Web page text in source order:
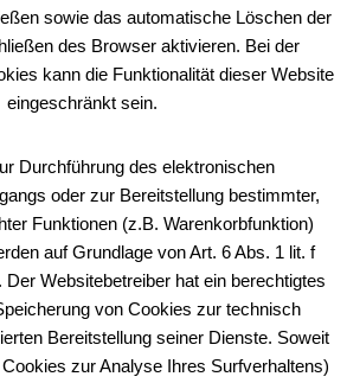
sowie das automatische Löschen der
des Browser aktivieren. Bei der
kann die Funktionalität dieser Website
eingeschränkt sein.
Durchführung des elektronischen
oder zur Bereitstellung bestimmter,
Funktionen (z.B. Warenkorbfunktion)
auf Grundlage von Art. 6 Abs. 1 lit. f
Websitebetreiber hat ein berechtigtes
von Cookies zur technisch
Bereitstellung seiner Dienste. Soweit
zur Analyse Ihres Surfverhaltens)